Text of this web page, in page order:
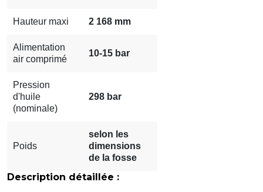
Hauteur maxi 2 168 mm
Alimentation
air comprimé
10-15 bar
Pression
d'huile
(nominale)
298 bar
Poids
selon les
dimensions
de la fosse
Description détaillée :